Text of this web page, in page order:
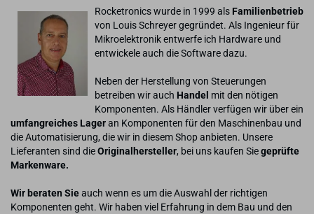
Rocketronics wurde in 1999 als Familienbetrieb
von Louis Schreyer gegründet. Als Ingenieur für
Mikroelektronik entwerfe ich Hardware und
entwickele auch die Software dazu.
Neben der Herstellung von Steuerungen
betreiben wir auch Handel mit den nötigen
Komponenten. Als Händler verfügen wir über ein
umfangreiches Lageran Komponenten für den Maschinenbau und
die Automatisierung, die wir in diesem Shop anbieten. Unsere
Lieferanten sind dieOriginalhersteller, bei uns kaufen Siegeprüfte
Markenware.
Wir beraten Sieauch wenn es um die Auswahl der richtigen
Komponenten geht. Wir haben viel Erfahrung in dem Bau und den